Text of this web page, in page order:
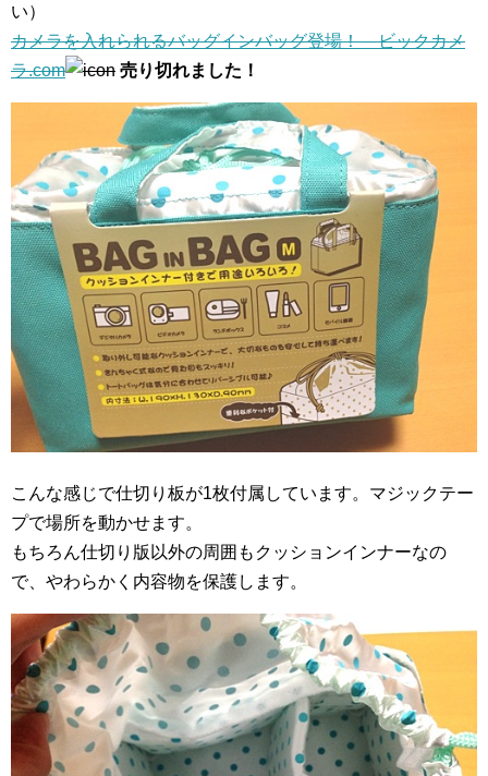
い）
カメラを入れられるバッグインバッグ登場！ – ビックカメ
ラ.com
売り切れました！
こんな感じで仕切り板が1枚付属しています。マジックテー
プで場所を動かせます。
もちろん仕切り版以外の周囲もクッションインナーなの
で、やわらかく内容物を保護します。